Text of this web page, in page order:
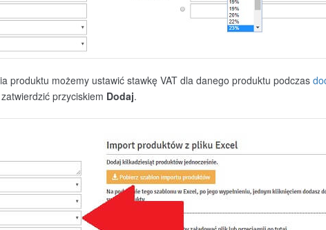
produktu możemy ustawić stawkę VAT dla danego produktu podczas
przyciskiem Dodaj.